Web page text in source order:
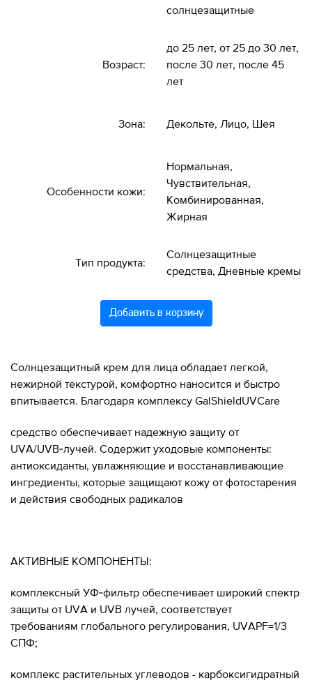
солнцезащитные
Возраст:
до 25 лет, от 25 до 30 лет,
после 30 лет, после 45
лет
Зона: Декольте, Лицо, Шея
Особенности кожи:
Нормальная,
Чувствительная,
Комбинированная,
Жирная
Тип продукта:
Солнцезащитные
средства, Дневные кремы
Добавить в корзину
Солнцезащитный крем для лица обладает легкой,
нежирной текстурой, комфортно наносится и быстро
впитывается. Благодаря комплексу GalShieldUVCare
средство обеспечивает надежную защиту от
UVA/UVB‑лучей. Содержит уходовые компоненты:
антиоксиданты, увлажняющие и восстанавливающие
ингредиенты, которые защищают кожу от фотостарения
и действия свободных радикалов
АКТИВНЫЕ КОМПОНЕНТЫ:
комплексный УФ‑фильтр обеспечивает широкий спектр
защиты от UVA и UVB лучей, соответствует
требованиям глобального регулирования, UVAPF=1/3
СПФ;
комплекс растительных углеводов - карбоксигидратный